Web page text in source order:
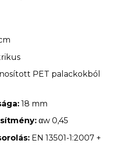
PET palackokból
18 mm
αw 0,45
EN 13501-1:2007 +